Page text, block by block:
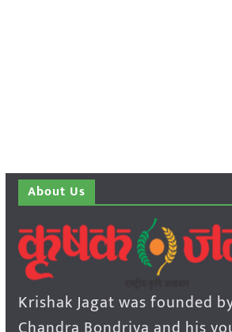
About Us
Krishak Jagat was founded